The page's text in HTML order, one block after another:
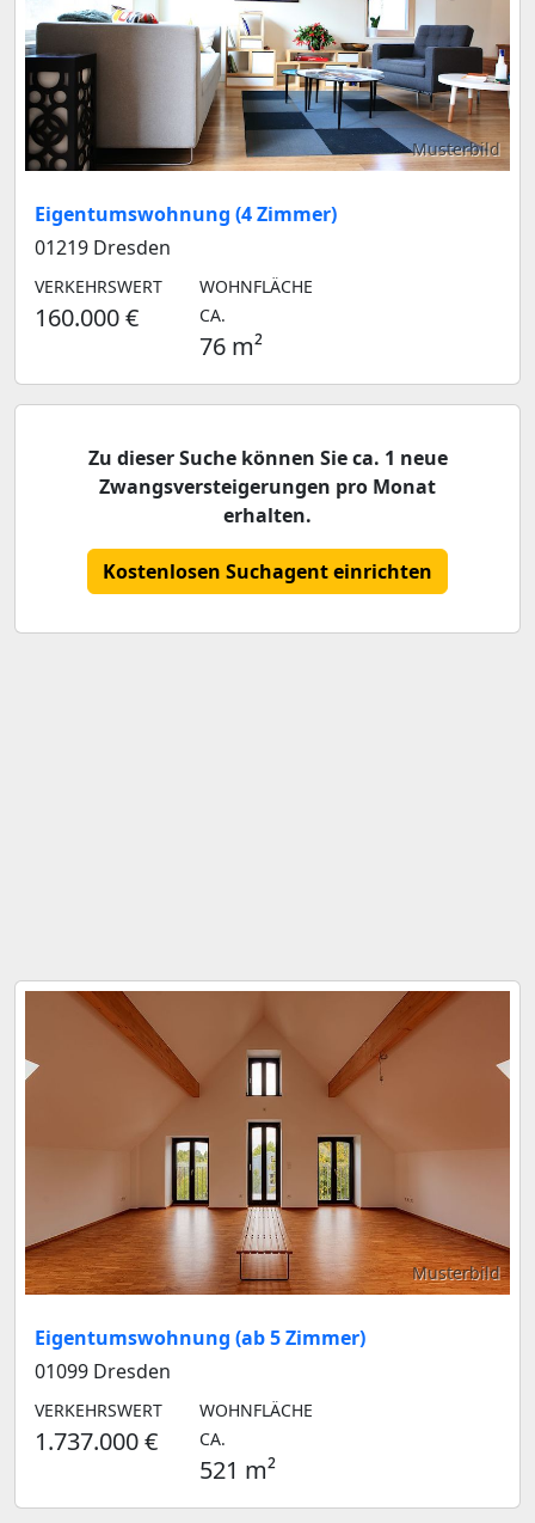
Musterbild
Eigentumswohnung (4 Zimmer)
01219 Dresden
VERKEHRSWERT
160.000 €
WOHNFLÄCHE
CA.
76 m²
Zu dieser Suche können Sie ca. 1 neue
Zwangsversteigerungen pro Monat
erhalten.
Kostenlosen Suchagent einrichten
Musterbild
Eigentumswohnung (ab 5 Zimmer)
01099 Dresden
VERKEHRSWERT
1.737.000 €
WOHNFLÄCHE
CA.
521 m²